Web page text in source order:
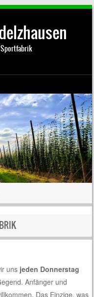
uns jeden Donnerstag
Anfänger und
Das Einzige, was